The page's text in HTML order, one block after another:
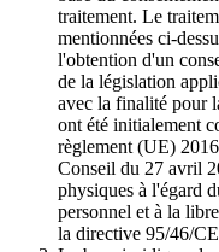
traitement. Le
mentionnées ci-
l'obtention d'un
de la législation
avec la finalité pour
ont été initialement
règlement (UE)
Conseil du 27 avril
physiques à l'égard
personnel et à la
la directive 95/46/